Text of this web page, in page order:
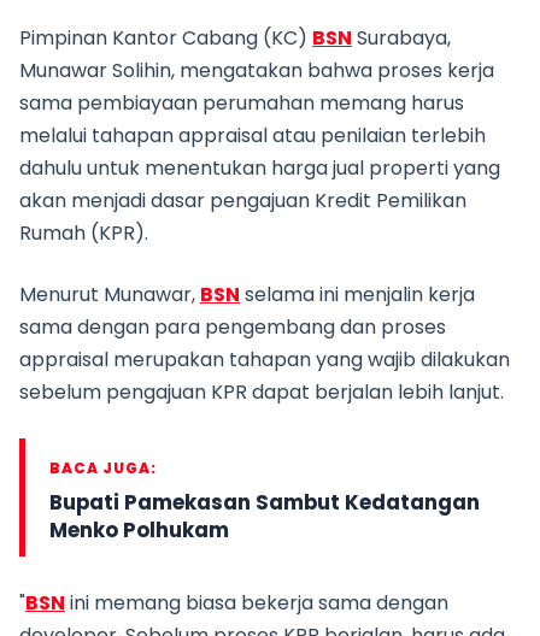
Pimpinan Kantor Cabang (KC) BSN Surabaya,
Munawar Solihin, mengatakan bahwa proses kerja
sama pembiayaan perumahan memang harus
melalui tahapan appraisal atau penilaian terlebih
dahulu untuk menentukan harga jual properti yang
akan menjadi dasar pengajuan Kredit Pemilikan
Rumah (KPR).
Menurut Munawar, BSN selama ini menjalin kerja
sama dengan para pengembang dan proses
appraisal merupakan tahapan yang wajib dilakukan
sebelum pengajuan KPR dapat berjalan lebih lanjut.
BACA JUGA:
Bupati Pamekasan Sambut Kedatangan
Menko Polhukam
"BSN ini memang biasa bekerja sama dengan